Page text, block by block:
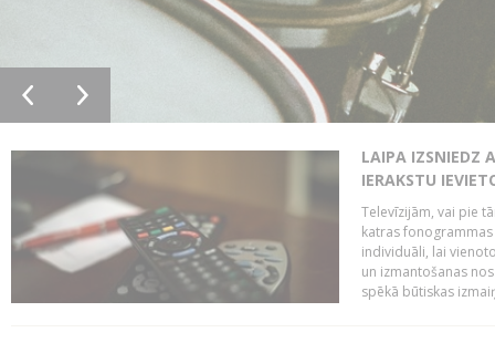
LAIPA IZSNIEDZ
IERAKSTU
Televīzijām, vai pie
katras
individuāli, lai
un izmantošanas
spēkā būtiskas